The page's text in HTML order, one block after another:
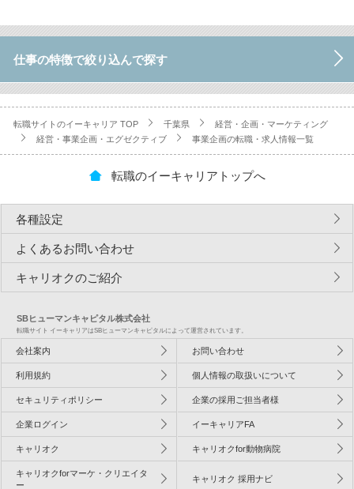
仕事の特徴で絞り込んで探す
転職サイトのイーキャリア TOP 千葉県
経営・企画・マーケティング
経営・事業企画・エグゼクティブ
事業企画の転職・求人情報一覧
転職のイーキャリアトップへ
各種設定
よくあるお問い合わせ
キャリオクのご紹介
SBヒューマンキャピタル株式会社
転職サイト イーキャリアはSBヒューマンキャピタルによって運営されています。
会社案内 お問い合わせ
利用規約 個人情報の取扱いについて
セキュリティポリシー 企業の採用ご担当者様
企業ログイン イーキャリアFA
キャリオク キャリオクfor動物病院
キャリオクforマーケ・クリエイタ
ー
キャリオク 採用ナビ